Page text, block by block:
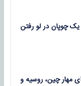
چوپان در لو رفتن
مهار چین، روسیه و